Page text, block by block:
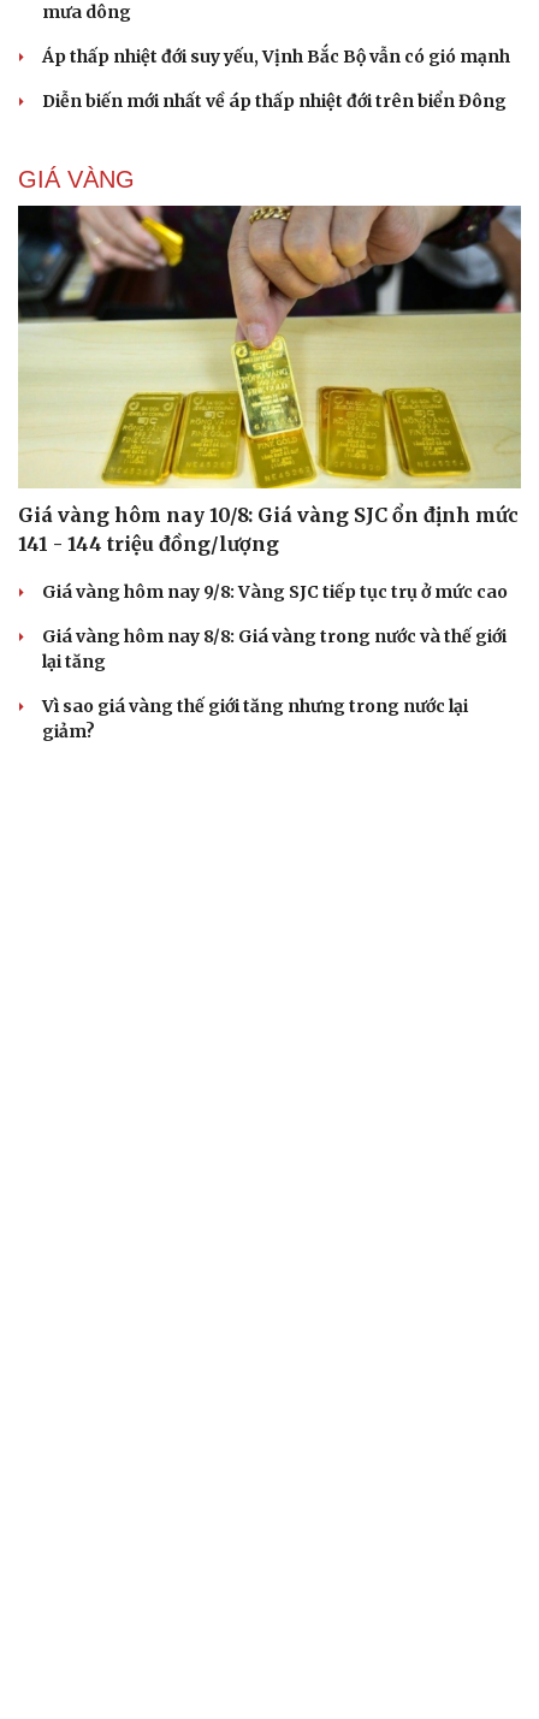
mưa dông
Áp thấp nhiệt đới suy yếu, Vịnh Bắc Bộ vẫn có gió mạnh
Diễn biến mới nhất về áp thấp nhiệt đới trên biển Đông
GIÁ VÀNG
Giá vàng hôm nay 10/8: Giá vàng SJC ổn định mức
141 - 144 triệu đồng/lượng
Giá vàng hôm nay 9/8: Vàng SJC tiếp tục trụ ở mức cao
Giá vàng hôm nay 8/8: Giá vàng trong nước và thế giới
lại tăng
Vì sao giá vàng thế giới tăng nhưng trong nước lại
giảm?